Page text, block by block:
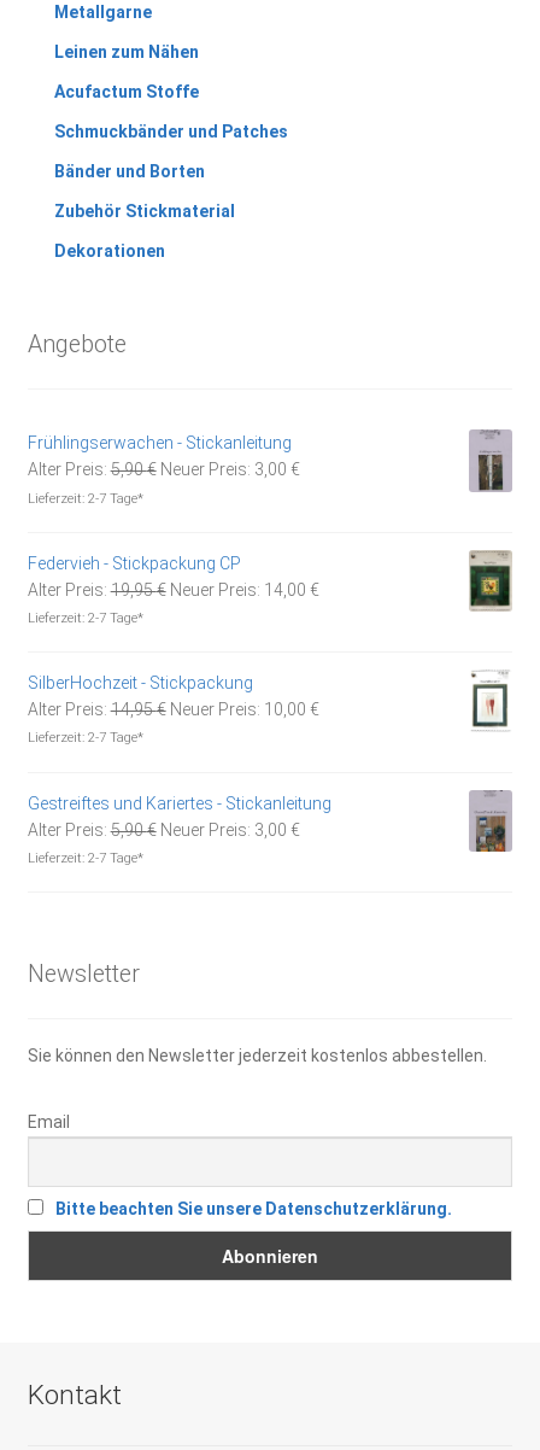
Metallgarne
Leinen zum Nähen
Acufactum Stoffe
Schmuckbänder und Patches
Bänder und Borten
Zubehör Stickmaterial
Dekorationen
Angebote
Frühlingserwachen - Stickanleitung
Alter Preis: 5,90€ Ursprünglicher
Neuer Preis: 3,00 €Aktueller
Lieferzeit: 2-7 Tage*
Federvieh - Stickpackung CP
Alter Preis: 19,95€ Ursprünglicher
Neuer Preis: 14,00 €Aktueller
Lieferzeit: 2-7 Tage*
SilberHochzeit - Stickpackung
Alter Preis: 14,95€ Ursprünglicher
Neuer Preis: 10,00 €Aktueller
Lieferzeit: 2-7 Tage*
Gestreiftes und Kariertes - Stickanleitung
Alter Preis: 5,90€ Ursprünglicher
Neuer Preis: 3,00 €Aktueller
Lieferzeit: 2-7 Tage*
Newsletter
Sie können den Newsletter jederzeit kostenlos abbestellen.
Email
Bitte beachten Sie unsere Datenschutzerklärung.
Kontakt